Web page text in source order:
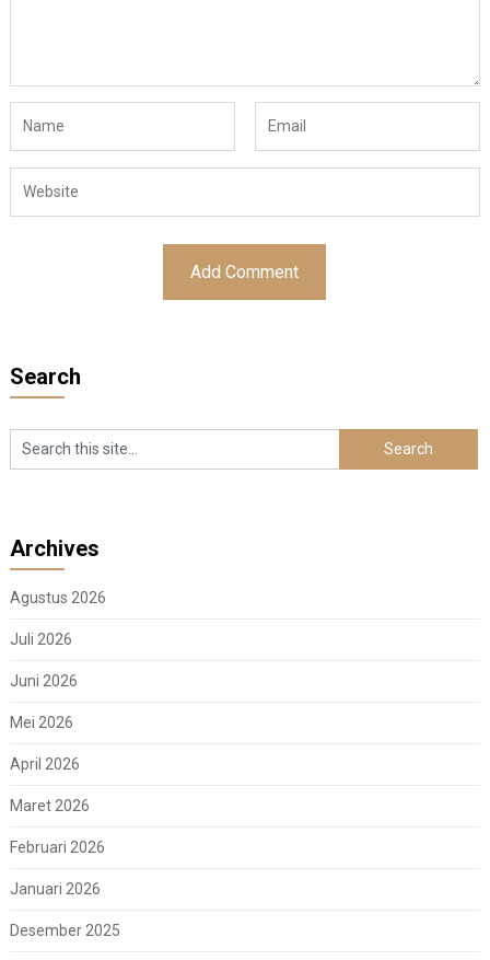
Search
Archives
Agustus 2026
Juli 2026
Juni 2026
Mei 2026
April 2026
Maret 2026
Februari 2026
Januari 2026
Desember 2025